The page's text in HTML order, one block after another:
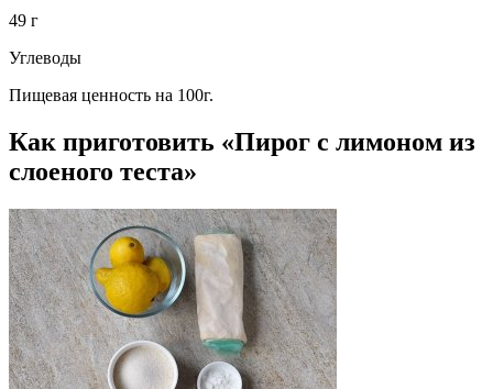
49 г
Углеводы
Пищевая ценность на 100г.
Как приготовить «Пирог с лимоном из
слоеного теста»